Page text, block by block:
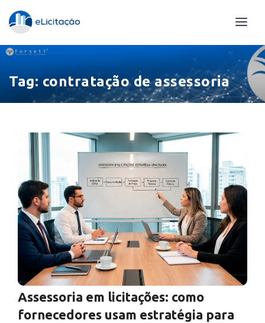
Tag:contratação de assessoria
Assessoria em licitações: como
fornecedores usam estratégia para